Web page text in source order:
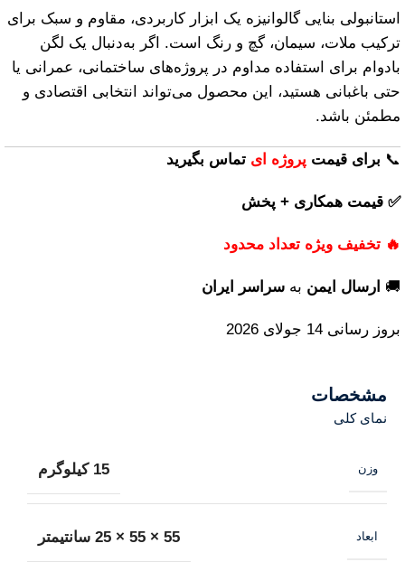
استانبولی بنایی گالوانیزه یک ابزار کاربردی، مقاوم و سبک برای
ترکیب ملات، سیمان، گچ و رنگ است. اگر به‌دنبال یک لگن
بادوام برای استفاده مداوم در پروژه‌های ساختمانی، عمرانی یا
حتی باغبانی هستید، این محصول می‌تواند انتخابی اقتصادی و
مطمئن باشد.
📞 برای قیمت پروژه ای تماس بگیرید
✅ قیمت همکاری + پخش
🔥 تخفیف ویژه تعداد محدود
🚚 ارسال ایمن به سراسر ایران
بروز رسانی 14 جولای 2026
مشخصات
نمای کلی
وزن 15 کیلوگرم
ابعاد 55 × 55 × 25 سانتیمتر